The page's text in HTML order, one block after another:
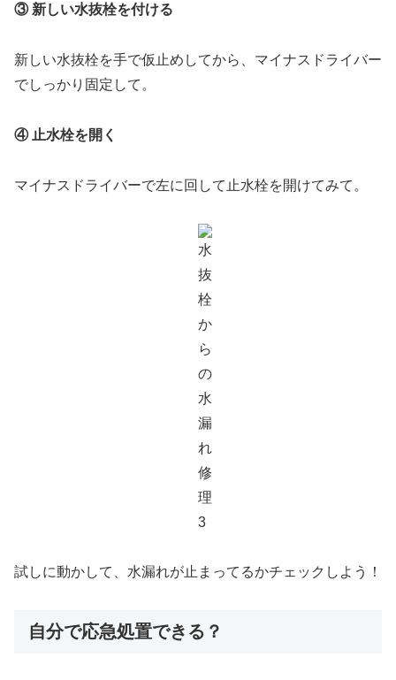
③ 新しい水抜栓を付ける
新しい水抜栓を手で仮止めしてから、マイナスドライバー
でしっかり固定して。
④ 止水栓を開く
マイナスドライバーで左に回して止水栓を開けてみて。
試しに動かして、水漏れが止まってるかチェックしよう！
自分で応急処置できる？